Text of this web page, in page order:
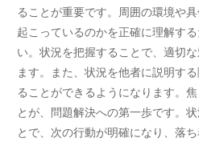
ることが重要です。周囲の環境や
起こっているのかを正確に理解す
い。状況を把握することで、適切
ます。また、状況を他者に説明す
ることができるようになります。
とが、問題解決への第一歩です。
とで、次の行動が明確になり、落